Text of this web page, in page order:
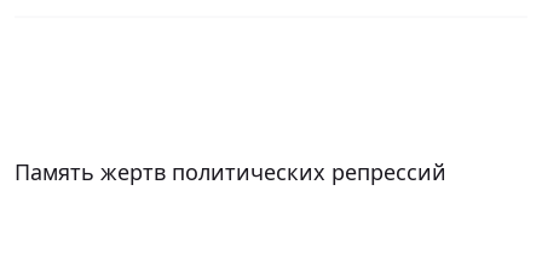
Память жертв политических репрессий